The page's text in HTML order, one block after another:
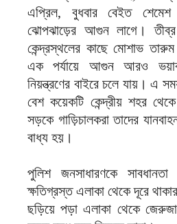
এপ্রিল, বুধবার বেইত
ঝোপঝাড়ের আগুন লাগে।
কেন্দ্রস্থলের কাছে মোশাভ
এক পর্যায়ে আগুন আরও
নিয়ন্ত্রণের বাইরে চলে যায়। এ
বেশ কয়েকটি কেন্দ্রীয় শহর
সড়কে গাড়িচালকরা তাদের
বাধ্য হয়।
পুলিশ জনসাধারণকে
ক্ষতিগ্রস্ত এলাকা থেকে দূরে থাকার
ছড়িয়ে পড়া এলাকা থেকে